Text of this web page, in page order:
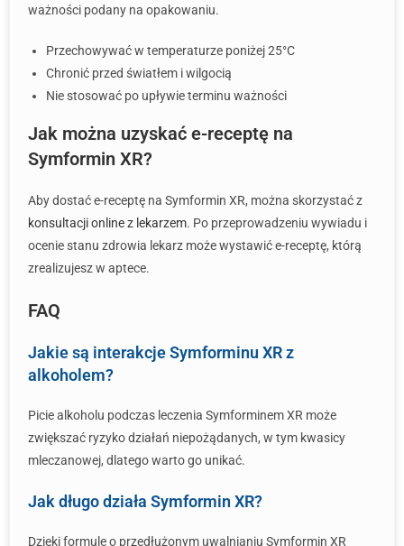
ważności podany na opakowaniu.
Przechowywać w temperaturze poniżej 25°C
Chronić przed światłem i wilgocią
Nie stosować po upływie terminu ważności
Jak można uzyskać e-receptę na
Symformin XR?
Aby dostać e-receptę na Symformin XR, można skorzystać z
konsultacji online z lekarzem. Po przeprowadzeniu wywiadu i
ocenie stanu zdrowia lekarz może wystawić e-receptę, którą
zrealizujesz w aptece.
FAQ
Jakie są interakcje Symforminu XR z
alkoholem?
Picie alkoholu podczas leczenia Symforminem XR może
zwiększać ryzyko działań niepożądanych, w tym kwasicy
mleczanowej, dlatego warto go unikać.
Jak długo działa Symformin XR?
Dzięki formule o przedłużonym uwalnianiu Symformin XR